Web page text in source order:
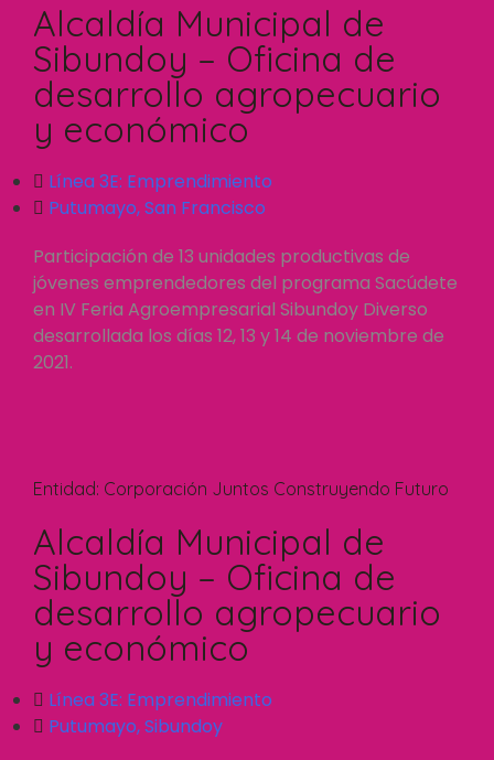
Alcaldía Municipal de
Sibundoy – Oficina de
desarrollo agropecuario
y económico
Línea 3E: Emprendimiento
Putumayo,San Francisco
Participación de 13 unidades productivas de
jóvenes emprendedores del programa Sacúdete
en IV Feria Agroempresarial Sibundoy Diverso
desarrollada los días 12, 13 y 14 de noviembre de
2021.
Entidad: Corporación Juntos Construyendo Futuro
Alcaldía Municipal de
Sibundoy – Oficina de
desarrollo agropecuario
y económico
Línea 3E: Emprendimiento
Putumayo,Sibundoy